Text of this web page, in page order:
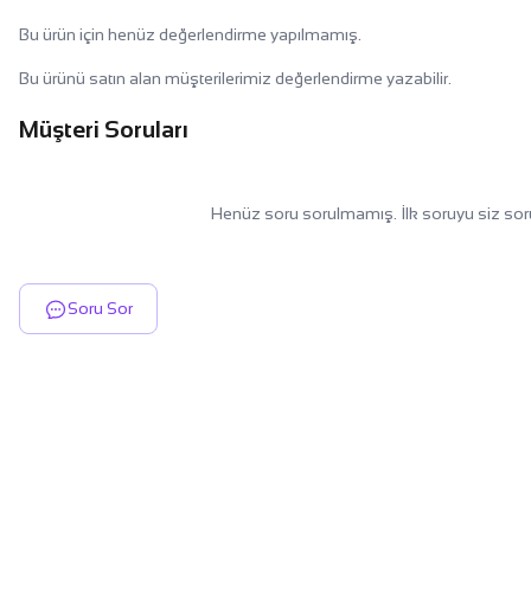
Bu ürün için henüz değerlendirme yapılmamış.
Bu ürünü satın alan müşterilerimiz değerlendirme yazabilir.
Müşteri Soruları
Henüz soru sorulmamış. İlk soruyu siz
Soru Sor